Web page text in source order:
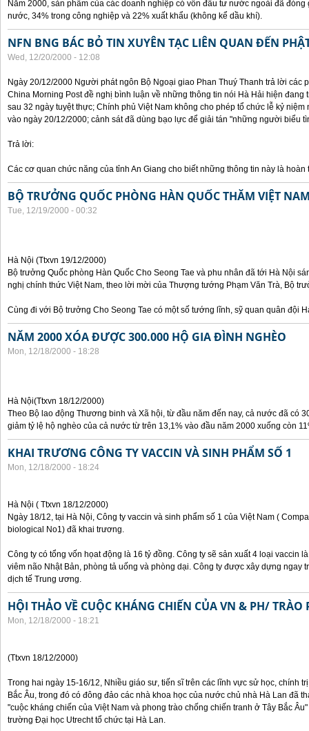
Năm 2000, sản phẩm của các doanh nghiệp có vốn đầu tư nước ngoài đã
nước, 34% trong công nghiệp và 22% xuất khẩu (không kể dầu khí).
NFN BNG BÁC BỎ TIN XUYÊN TẠC LIÊN QUAN ĐẾN
Wed, 12/20/2000 - 12:08
Ngày 20/12/2000 Người phát ngôn Bộ Ngoại giao Phan Thuý Thanh trả lời các
China Morning Post đề nghị bình luận về những thông tin nói Hà Hải hiện đang
sau 32 ngày tuyệt thực; Chính phủ Việt Nam không cho phép tổ chức lễ kỷ
vào ngày 20/12/2000; cảnh sát đã dùng bạo lực để giải tán "những người biểu
Trả lời:
Các cơ quan chức năng của tỉnh An Giang cho biết những thông tin này là hoàn
BỘ TRƯỞNG QUỐC PHÒNG HÀN QUỐC THĂM VIỆT
Tue, 12/19/2000 - 00:32
Hà Nội (Ttxvn 19/12/2000)
Bộ trưởng Quốc phòng Hàn Quốc Cho Seong Tae và phu nhân đã tới Hà Nội
nghị chính thức Việt Nam, theo lời mời của Thượng tướng Phạm Văn Trà, Bộ
Cùng đi với Bộ trưởng Cho Seong Tae có một số tướng lĩnh, sỹ quan quân đội
NĂM 2000 XÓA ĐƯỢC 300.000 HỘ GIA ĐÌNH NGHÈO
Mon, 12/18/2000 - 18:28
Hà Nội(Ttxvn 18/12/2000)
Theo Bộ lao động Thương binh và Xã hội, từ đầu năm đến nay, cả nước đã có
giảm tỷ lệ hộ nghèo của cả nước từ trên 13,1% vào đầu năm 2000 xuống còn
KHAI TRƯƠNG CÔNG TY VACCIN VÀ SINH PHẨM SỐ 1
Mon, 12/18/2000 - 18:24
Hà Nội ( Ttxvn 18/12/2000)
Ngày 18/12, tại Hà Nội, Công ty vaccin và sinh phẩm số 1 của Việt Nam (
biological No1) đã khai trương.
Công ty có tổng vốn họat động là 16 tỷ đồng. Công ty sẽ sản xuất 4 loại vaccin
viêm não Nhật Bản, phòng tả uống và phòng dại. Công ty được xây dựng ngay
dịch tế Trung ương.
HỘI THẢO VỀ CUỘC KHÁNG CHIẾN CỦA VN & PH/ TRÀO
Mon, 12/18/2000 - 18:21
(Ttxvn 18/12/2000)
Trong hai ngày 15-16/12, Nhiều giáo sư, tiến sĩ trên các lĩnh vực sử học, chính
Bắc Âu, trong đó có đông đảo các nhà khoa học của nước chủ nhà Hà Lan đã
"cuộc kháng chiến của Việt Nam và phong trào chống chiến tranh ở Tây Bắc
trường Đại học Utrecht tổ chức tại Hà Lan.